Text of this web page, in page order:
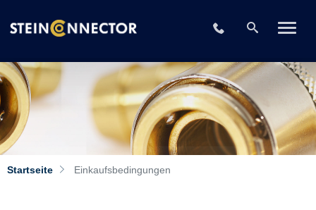
+49 2196
Startseite Einkaufsbedingungen